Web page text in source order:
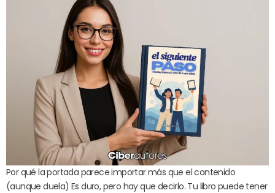
Por qué la portada parece importar más que el contenido
(aunque duela) Es duro, pero hay que decirlo. Tu libro puede tener